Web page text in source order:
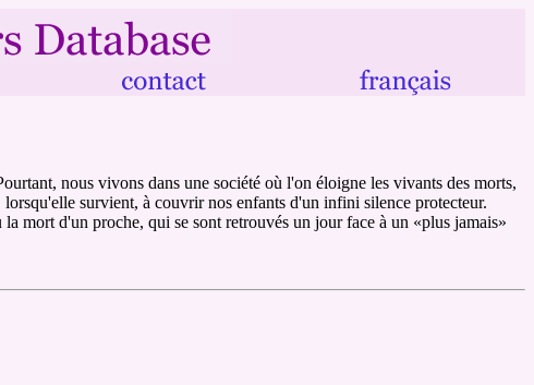
nous vivons dans une société où l'on éloigne les vivants des morts,
survient, à couvrir nos enfants d'un infini silence protecteur.
mort d'un proche, qui se sont retrouvés un jour face à un «plus jamais»